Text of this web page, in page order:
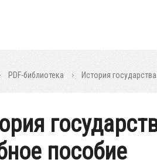
PDF-библиотека История
пособие